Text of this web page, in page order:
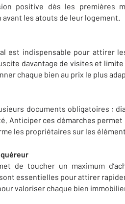
positive dès les premières
les atouts de leur logement.
est indispensable pour attirer
davantage de visites et limite
chaque bien au prix le plus
documents obligatoires :
Anticiper ces démarches
les propriétaires sur les
de toucher un maximum
essentielles pour attirer
valoriser chaque bien